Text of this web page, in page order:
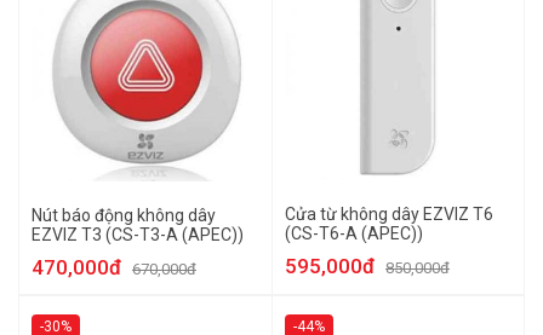
Nút báo động không dây
EZVIZ T3 (CS-T3-A (APEC))
470,000đ 670,000đ
Cửa từ không dây EZVIZ T6
(CS-T6-A (APEC))
595,000đ 850,000đ
-30% -44%